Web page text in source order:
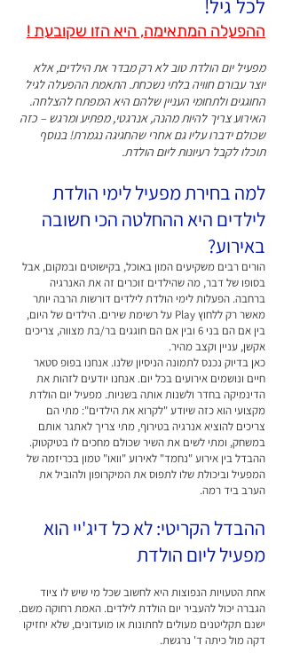
לכל גיל!
ההפעלה המתאימה, היא הזו שקובעת !
מפעיל יום הולדת טוב לא רק מבדר את הילדים, אלא
יוצר עבורם חוויה בלתי נשכחת. התאמת ההפעלה לגיל
החוגגים ולתחומי העניין שלהם היא המפתח להצלחה.
האירוע צריך להיות מהנה, אנרגטי, מפתיע ומרגש – כזה
שכולם ידברו עליו גם אחרי שהחגיגה נגמרת! בנוסף
תוכלולקבל רעיונות ליום הולדת.
למה בחירת מפעיל לימי הולדת
לילדים היא ההחלטה הכי חשובה
באירוע?
הורים רבים משקיעים המון באוכל, בקישוטים ובמקום, אבל
בסופו של דבר, מה שהילדים זוכרים זה את האנרגיה
ברחבה. הפעלות לימי הולדת לילדים דורשות הרבה יותר
מאשר רק ללחוץ Play על רשימת שירים. הילדים של היום,
בין אם הם בני 6 ובין אם הם חוגגים בר/בת מצווה, צריכים
אקשן, עניין וקצב מהיר.
כאן בדיוק נכנס לתמונה הניסיון שלנו. אנחנו בפופ סטאר
חיים ונושמים אירועים בכל יום. אנחנו יודעים לזהות את
הדינמיקה בחדר ולשנות אותה בשניות. מפעיל יום הולדת
מקצועי הוא כזה שיודע "לקרוא את הילדים": מתי הם
צריכים להוציא אנרגיה בטירוף, מתי צריך לאתגר אותם
במשחק, ומתי לשים את השיר שכולם מחכים לו בטיקטוק.
ההבדל בין אירוע "נחמד" לאירוע "וואו" טמון בכריזמה של
המפעיל וביכולת שלו לתפוס את המיקרופון ולהוביל את
הערב ביד רמה.
ההבדל הקריטי: לא כל דיג'יי הוא
מפעיל ליום הולדת
אחת הטעויות הנפוצות היא לחשוב שכל מי שיש לו ציוד
הגברה יכול להעביר יום הולדת לילדים. האמת רחוקה משם.
ישנם תקליטנים מעולים לחתונות או מועדונים, שלא יחזיקו
דקה מול כיתה ד' נרגשת.